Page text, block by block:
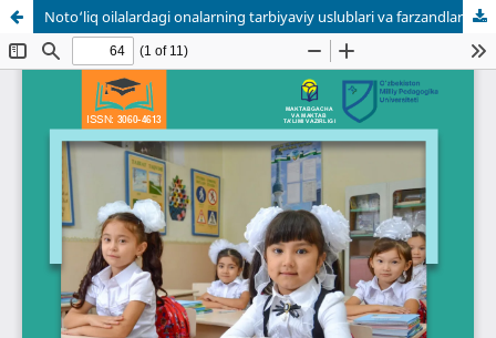
Noto‘liq oilalardagi onalarning tarbiyaviy uslublari va farzandlarining ijtimoiy-psixologik moslashuvi (O‘zbekiston namunasida).